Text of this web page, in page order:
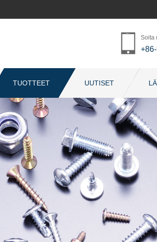
Soita
TUOTTEET UUTISET